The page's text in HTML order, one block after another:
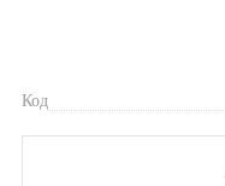
Код